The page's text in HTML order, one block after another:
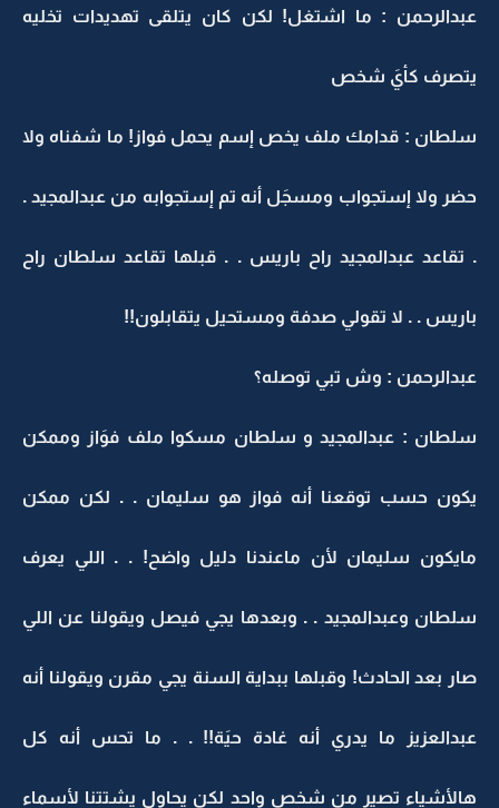
عبدالرحمن : ما اشتغل! لكن كان يتلقى تهديدات تخليه
يتصرف كأيَ شخص
سلطان : قدامك ملف يخص إسم يحمل فواز! ما شفناه ولا
حضر ولا إستجواب ومسجَل أنه تم إستجوابه من عبدالمجيد .
. تقاعد عبدالمجيد راح باريس . . قبلها تقاعد سلطان راح
باريس . . لا تقولي صدفة ومستحيل يتقابلون!!
عبدالرحمن : وش تبي توصله؟
سلطان : عبدالمجيد و سلطان مسكوا ملف فوَاز وممكن
يكون حسب توقعنا أنه فواز هو سليمان . . لكن ممكن
مايكون سليمان لأن ماعندنا دليل واضح! . . اللي يعرف
سلطان وعبدالمجيد . . وبعدها يجي فيصل ويقولنا عن اللي
صار بعد الحادث! وقبلها ببداية السنة يجي مقرن ويقولنا أنه
عبدالعزيز ما يدري أنه غادة حيَة!! . . ما تحس أنه كل
هالأشياء تصير من شخص واحد لكن يحاول يشتتنا لأسماء